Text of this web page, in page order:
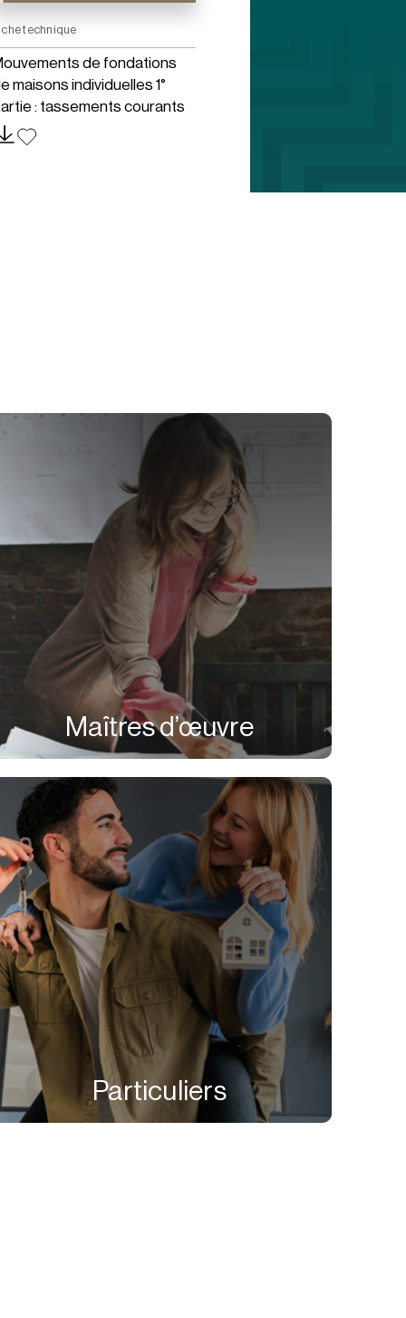
technique
de fondations
maisons individuelles 1°
: tassements courants
Maîtres d’œuvre
Particuliers